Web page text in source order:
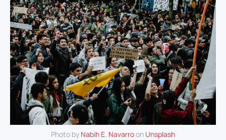
Photo by Nabih E. Navarroon Unsplash